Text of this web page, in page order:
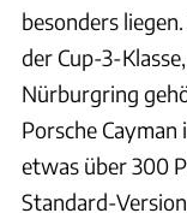
besonders
der Cup-3-
Nürburgring
Porsche
etwas über 300
Standard-